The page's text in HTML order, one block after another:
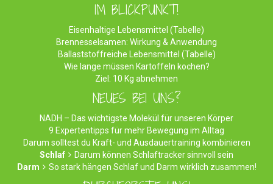
IM BLICKPUNKT!
Eisenhaltige Lebensmittel (Tabelle)
Brennesselsamen: Wirkung & Anwendung
Ballaststoffreiche Lebensmittel (Tabelle)
Wie lange müssen Kartoffeln kochen?
Ziel: 10 Kg abnehmen
NEUES BEI UNS?
NADH – Das wichtigste Molekül für unseren Körper
9 Expertentipps für mehr Bewegung im Alltag
Darum solltest du Kraft- und Ausdauertraining kombinieren
Schlaf
Darum können Schlaftracker sinnvoll sein
Darm
So stark hängen Schlaf und Darm wirklich zusammen!